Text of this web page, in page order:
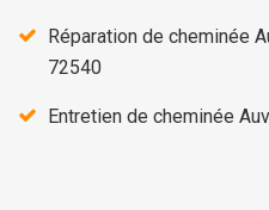
Réparation de cheminée
72540
Entretien de cheminée